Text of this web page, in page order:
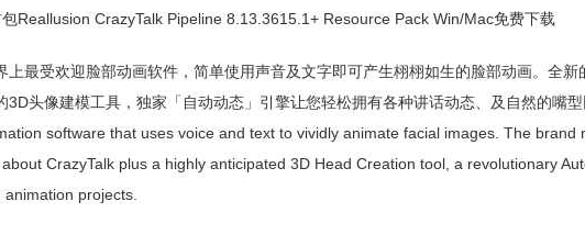
Reallusion CrazyTalk Pipeline 8.13.3615.1+ Resource Pack Win/Mac免费下载
最受欢迎脸部动画软件，简单使用声音及文字即可产生栩栩如生的脸部动画。全新
头像建模工具，独家「自动动态」引擎让您轻松拥有各种讲话动态、及自然的嘴型
software that uses voice and text to vividly animate facial images. The brand
CrazyTalk plus a highly anticipated 3D Head Creation tool, a revolutionary
projects.